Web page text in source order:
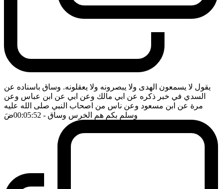
يقول لا يسمعون الهدى ولا يبصرونه ولا يعقلونه. وساق باسناده عن
السدي في خبر ذكره عن ابي مالك وعن ابي عن ابن عباس وعن
مرة عن ابن مسعود وعن ناس من اصحاب النبي صلى الله عليه
وسلم بكم هم الخرس وساق - 00:05:52 ضَ